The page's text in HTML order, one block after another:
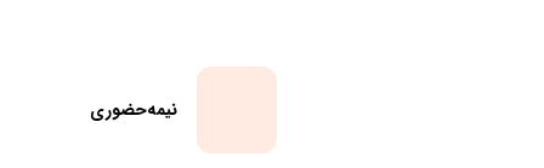
نیمه‌حضوری